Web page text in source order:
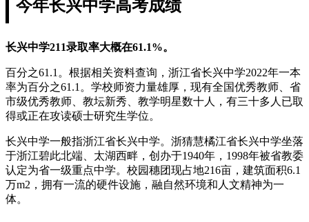
今年长兴中学高考成绩
长兴中学211录取率大概在61.1%。
百分之61.1。根据相关资料查询，浙江省长兴中学2022年一本
率为百分之61.1。学校师资力量雄厚，现有全国优秀教师、省
市级优秀教师、教坛新秀、教学明星数十人，有三十多人已取
得或正在攻读硕士研究生学位。
长兴中学一般指浙江省长兴中学。浙猜慧橘江省长兴中学坐落
于浙江碧此北端、太湖西畔，创办于1940年，1998年被省教委
认定为省一级重点中学。校园穗团现占地216亩，建筑面积6.1
万m2，拥有一流的硬件设施，融自然环境和人文精神为一
体。